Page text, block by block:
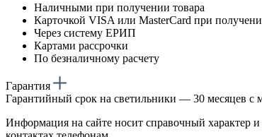
Наличными при получении товара
Карточкой VISA или MasterCard при
Через систему ЕРИП
Картами рассрочки
По безналичному расчету
Гарантия
Гарантийный срок на светильники — 30 месяцев с
Информация на сайте носит справочный характер